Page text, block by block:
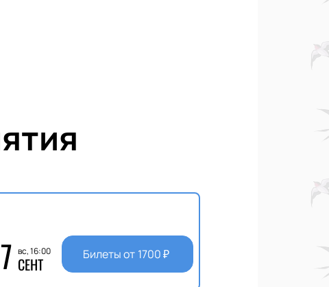
вс, 16:00
СЕНТ Билеты от 1700₽